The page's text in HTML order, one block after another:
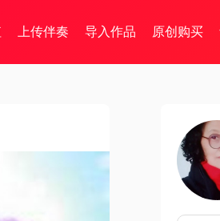
上传伴奏 导入作品 原创购买